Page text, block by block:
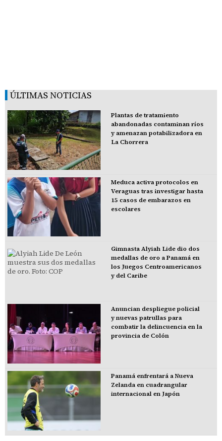
ÚLTIMAS NOTICIAS
Plantas de tratamiento
abandonadas contaminan ríos
y amenazan potabilizadora en
La Chorrera
Meduca activa protocolos en
Veraguas tras investigar hasta
15 casos de embarazos en
escolares
Gimnasta Alyiah Lide dio dos
medallas de oro a Panamá en
los Juegos Centroamericanos
y del Caribe
Anuncian despliegue policial
y nuevas patrullas para
combatir la delincuencia en la
provincia de Colón
Panamá enfrentará a Nueva
Zelanda en cuadrangular
internacional en Japón